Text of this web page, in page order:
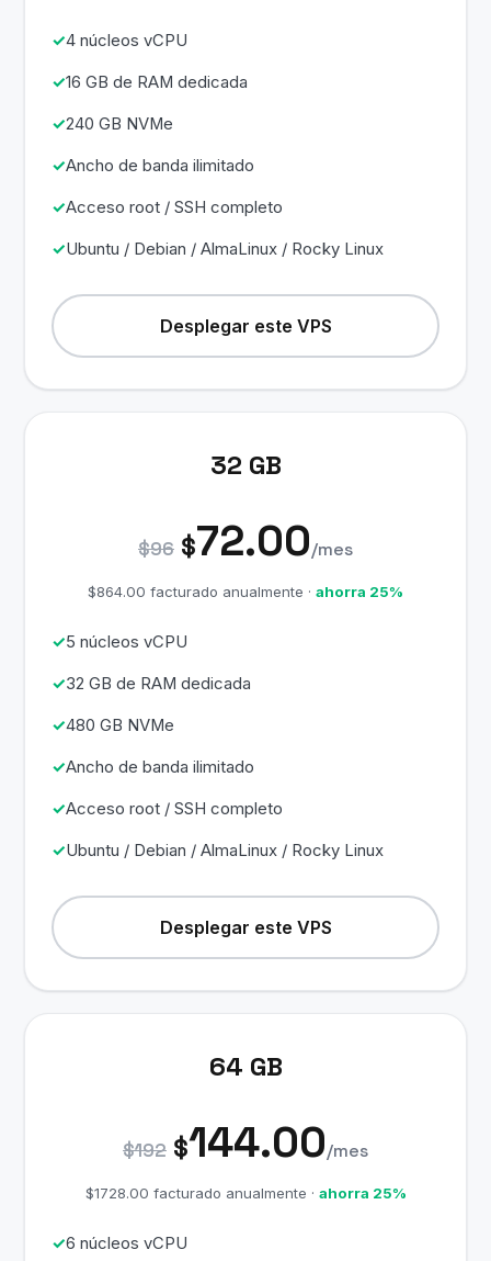
4 núcleos vCPU
16 GB de RAM dedicada
240 GB NVMe
Ancho de banda ilimitado
Acceso root / SSH completo
Ubuntu / Debian / AlmaLinux / Rocky Linux
Desplegar este VPS
32 GB
$96 $72.00/mes
$864.00 facturado anualmente · ahorra 25%
5 núcleos vCPU
32 GB de RAM dedicada
480 GB NVMe
Ancho de banda ilimitado
Acceso root / SSH completo
Ubuntu / Debian / AlmaLinux / Rocky Linux
Desplegar este VPS
64 GB
$192 $144.00/mes
$1728.00 facturado anualmente · ahorra 25%
6 núcleos vCPU